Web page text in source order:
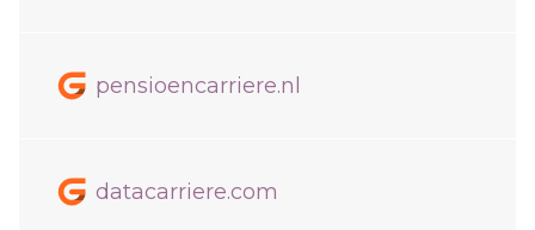
pensioencarriere.nl
datacarriere.com